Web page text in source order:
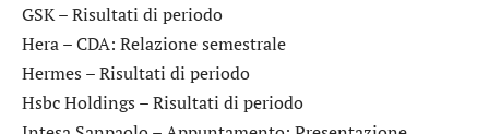
GSK– Risultati di periodo
Hera– CDA: Relazione semestrale
Hermes – Risultati di periodo
Hsbc Holdings – Risultati di periodo